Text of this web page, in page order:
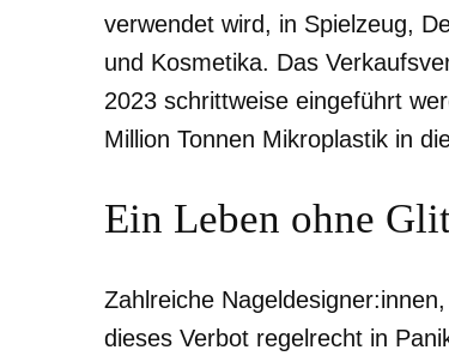
verwendet wird, in Spielzeug,
und Kosmetika. Das
2023 schrittweise eingeführt
Million Tonnen Mikroplastik in
Ein Leben ohne
Zahlreiche
dieses Verbot regelrecht in